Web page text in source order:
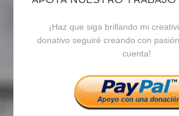
en en en
¡Haz que siga brillando mi
donativo seguiré creando con
cuenta!